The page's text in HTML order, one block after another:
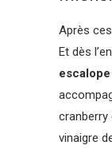
Après
Et dès
cranberry
vinaigre